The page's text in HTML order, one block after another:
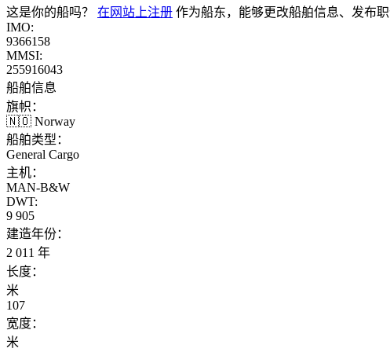
这是你的船吗？ 在网站上注册 作为船东，能够更改船舶信息、发布职
IMO:
9366158
MMSI:
255916043
船舶信息
旗帜：
🇳🇴 Norway
船舶类型：
General Cargo
主机：
MAN-B&W
DWT:
9 905
建造年份：
2 011 年
长度：
米
107
宽度：
米